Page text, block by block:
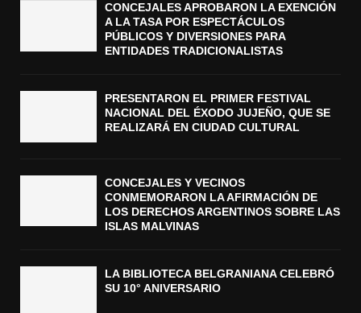
CONCEJALES APROBARON LA EXENCIÓN
A LA TASA POR ESPECTÁCULOS
PÚBLICOS Y DIVERSIONES PARA
ENTIDADES TRADICIONALISTAS
PRESENTARON EL PRIMER FESTIVAL
NACIONAL DEL ÉXODO JUJEÑO, QUE SE
REALIZARÁ EN CIUDAD CULTURAL
CONCEJALES Y VECINOS
CONMEMORARON LA AFIRMACIÓN DE
LOS DERECHOS ARGENTINOS SOBRE LAS
ISLAS MALVINAS
LA BIBLIOTECA BELGRANIANA CELEBRÓ
SU 10° ANIVERSARIO